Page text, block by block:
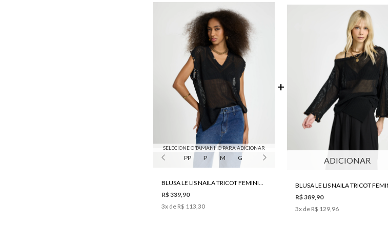
SELECIONE O TAMANHO PARA ADICIONAR
PP P M G
BLUSA LE LIS NAILA TRICOT FEMININA
R$ 339,90
3x de R$ 113,30
ADICIONAR
R$ 389,90
3x de R$ 129,96